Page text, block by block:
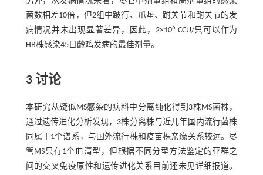
菌数相差10倍，但2组中跛行、爪垫、跗关节和跗关节的发
病情况并未出现显著差异，因此，2×106CCU/只可以作为
HB株感染45日龄鸡发病的最佳剂量。
3 讨论
本研究从疑似MS感染的病料中分离纯化得到3株MS菌株，
通过遗传进化分析发现，3株分离株与近几年国内流行菌株
同属于1个谱系，与国外流行株和疫苗株亲缘关系较远。尽
管MS只有1个血清型，但根据不同分型方法鉴定的亚群之
间的交叉免疫原性和遗传进化关系目前还未见详细报道。